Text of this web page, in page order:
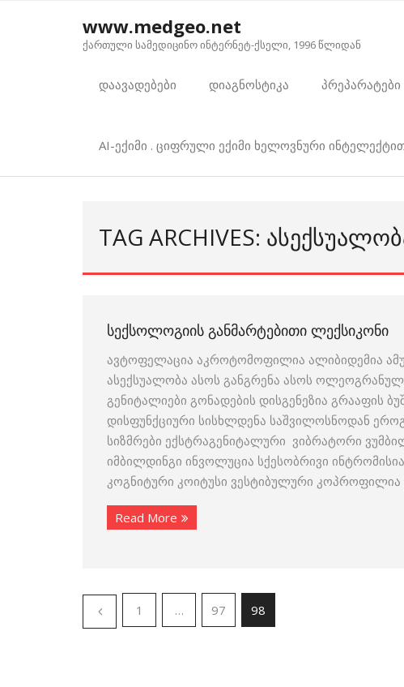
www.medgeo.net
ქართული სამედიცინო ინტერნეტ-ქსელი, 1996 წლიდან
დაავადებები დიაგნოსტიკა პრეპარატები
AI-ექიმი . ციფრული ექიმი ხელოვნური
TAG ARCHIVES:
ᲡᲔᲥᲡᲝᲚᲝᲒᲘᲘᲡ ᲒᲐᲜᲛᲐᲠᲢᲔᲑᲘᲗᲘ ᲚᲔᲥᲡᲘᲙᲝᲜᲘ
ავტოფელაცია აკროტომოფილია ალიბიდემია
ასექსუალობა ასოს განგრენა ასოს
გენიტალიები გონადების დისგენეზია გრააფის
დისფუნქციური სისხლდენა საშვილოსნოდან
სიზმრები ექსტრაგენიტალური ვიბრატორი
იმბილდინგი ინვოლუცია სქესობრივი
კოგნიტური კოიტუსი ვესტიბულური კოპროფილია
Read More
1 … 97 98